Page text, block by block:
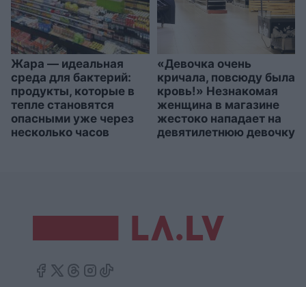
Жара — идеальная
среда для бактерий:
продукты, которые в
тепле становятся
опасными уже через
несколько часов
«Девочка очень
кричала, повсюду была
кровь!» Незнакомая
женщина в магазине
жестоко нападает на
девятилетнюю девочку